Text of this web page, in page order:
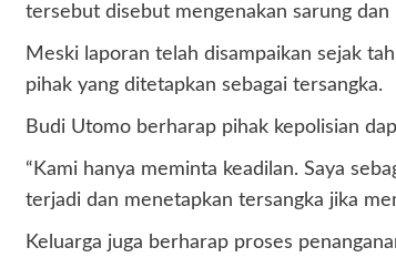
tersebut disebut mengenakan sarung dan
Meski laporan telah disampaikan sejak
pihak yang ditetapkan sebagai tersangka.
Budi Utomo berharap pihak kepolisian
“Kami hanya meminta keadilan. Saya
terjadi dan menetapkan tersangka jika
Keluarga juga berharap proses